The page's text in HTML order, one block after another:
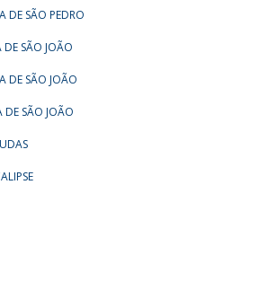
DE SÃO PEDRO
DE SÃO JOÃO
DE SÃO JOÃO
DE SÃO JOÃO